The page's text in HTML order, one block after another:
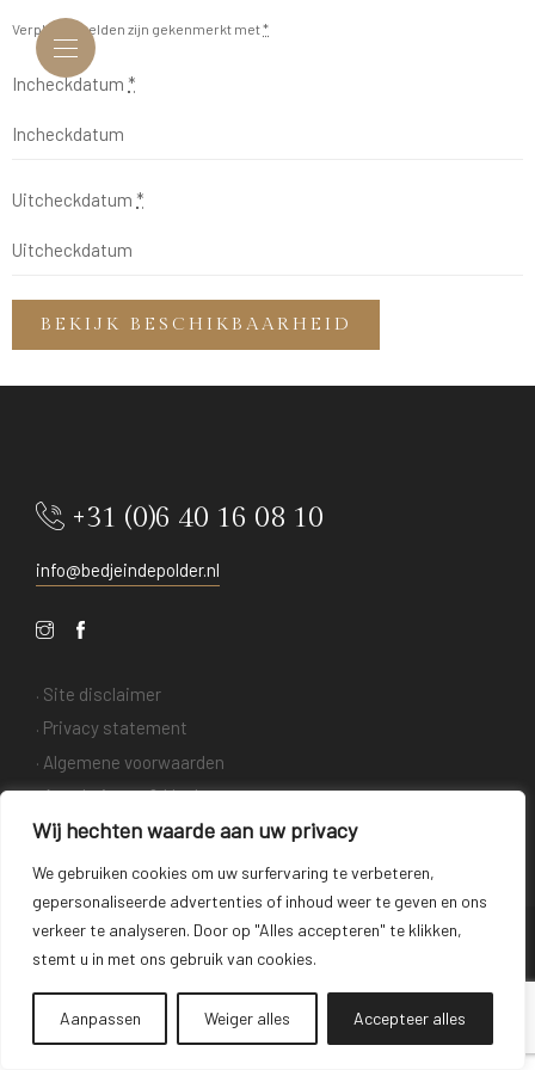
Wij hechten waarde aan uw privacy
We gebruiken cookies om uw surfervaring te verbeteren,
gepersonaliseerde advertenties of inhoud weer te geven en ons
verkeer te analyseren. Door op "Alles accepteren" te klikken,
stemt u in met ons gebruik van cookies.
Aanpassen Weiger alles Accepteer alles
Verplichte velden zijn gekenmerkt met*
Incheckdatum *
Uitcheckdatum *
+31 (0)6 40 16 08 10
info@bedjeindepolder.nl
. Site disclaimer
. Privacy statement
. Algemene voorwaarden
.Annuleringen & klachten
Design and maintenance byPelatis Innovatie